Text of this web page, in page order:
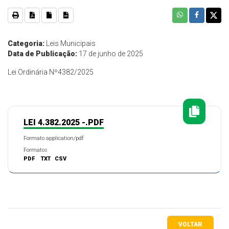
Categoria:
Leis Municipais
Data de Publicação: 17 de junho de 2025
Lei Ordinária Nº4382/2025
LEI 4.382.2025 -.PDF
Formato application/pdf
Formatos
PDF
TXT CSV
VOLTAR